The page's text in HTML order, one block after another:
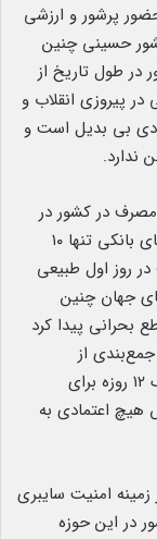
پرشور و ارزشی
حسینی چنین
طول تاریخ از
پیروزی انقلاب و
بی بدیل است و
ندارد.
در کشور در
طول جنگ ۱۲ روزه، گفت: در آغاز جنگ تراکنش‌های بانکی تنها ۱۰
روز اول طبیعی
جهان چنین
پیدا کرد
از
دستاوردهای ارزشمند و برخی نقاط ضعف از جنگ ۱۲ روزه برای
هیچ اعتمادی به
امنیت سایبری
در این حوزه